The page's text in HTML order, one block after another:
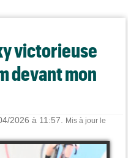
victorieuse
devant mon
2026 à 11:57.
Mis à jour le